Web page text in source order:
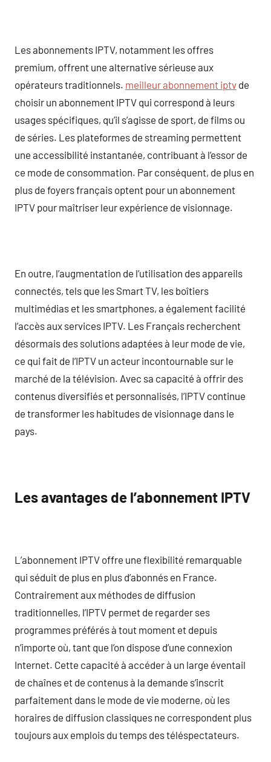
Les abonnements IPTV, notamment les offres
premium, offrent une alternative sérieuse aux
opérateurs traditionnels. meilleur abonnement iptv de
choisir un abonnement IPTV qui correspond à leurs
usages spécifiques, qu’il s’agisse de sport, de films ou
de séries. Les plateformes de streaming permettent
une accessibilité instantanée, contribuant à l’essor de
ce mode de consommation. Par conséquent, de plus en
plus de foyers français optent pour un abonnement
IPTV pour maîtriser leur expérience de visionnage.
En outre, l’augmentation de l’utilisation des appareils
connectés, tels que les Smart TV, les boîtiers
multimédias et les smartphones, a également facilité
l’accès aux services IPTV. Les Français recherchent
désormais des solutions adaptées à leur mode de vie,
ce qui fait de l’IPTV un acteur incontournable sur le
marché de la télévision. Avec sa capacité à offrir des
contenus diversifiés et personnalisés, l’IPTV continue
de transformer les habitudes de visionnage dans le
pays.
Les avantages de l’abonnement IPTV
L’abonnement IPTV offre une flexibilité remarquable
qui séduit de plus en plus d’abonnés en France.
Contrairement aux méthodes de diffusion
traditionnelles, l’IPTV permet de regarder ses
programmes préférés à tout moment et depuis
n’importe où, tant que l’on dispose d’une connexion
Internet. Cette capacité à accéder à un large éventail
de chaînes et de contenus à la demande s’inscrit
parfaitement dans le mode de vie moderne, où les
horaires de diffusion classiques ne correspondent plus
toujours aux emplois du temps des téléspectateurs.